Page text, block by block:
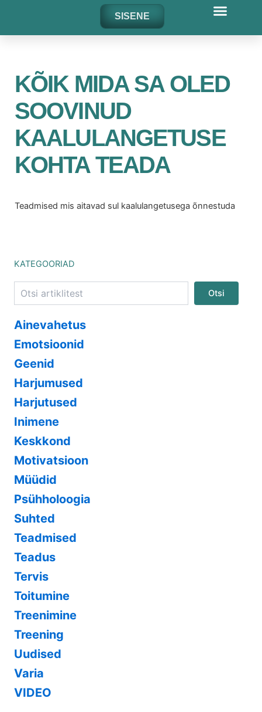
content
SISENE
KÕIK MIDA SA OLED
SOOVINUD
KAALULANGETUSE
KOHTA TEADA
Teadmised mis aitavad sul kaalulangetusega õnnestuda
KATEGOORIAD
Otsi
Otsi
Ainevahetus
Emotsioonid
Geenid
Harjumused
Harjutused
Inimene
Keskkond
Motivatsioon
Müüdid
Psühholoogia
Suhted
Teadmised
Teadus
Tervis
Toitumine
Treenimine
Treening
Uudised
Varia
VIDEO